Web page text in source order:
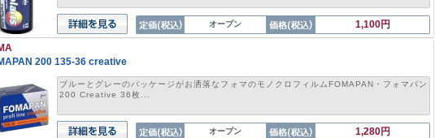
オープン 1,100円
200 135-36 creative
ブルーとグレーのパッケージがお洒落なフォマのモノクロフィルムFOMAPAN・フォマパン
200 Creative 36枚...
オープン 1,280円